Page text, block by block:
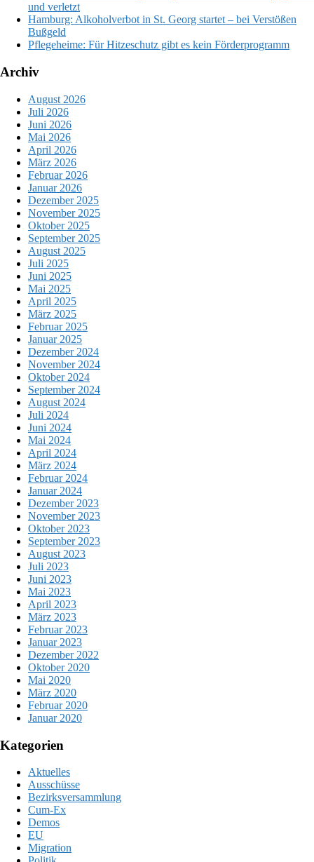
und verletzt
Hamburg: Alkoholverbot in St. Georg startet – bei Verstößen
Bußgeld
Pflegeheime: Für Hitzeschutz gibt es kein Förderprogramm
Archiv
August 2026
Juli 2026
Juni 2026
Mai 2026
April 2026
März 2026
Februar 2026
Januar 2026
Dezember 2025
November 2025
Oktober 2025
September 2025
August 2025
Juli 2025
Juni 2025
Mai 2025
April 2025
März 2025
Februar 2025
Januar 2025
Dezember 2024
November 2024
Oktober 2024
September 2024
August 2024
Juli 2024
Juni 2024
Mai 2024
April 2024
März 2024
Februar 2024
Januar 2024
Dezember 2023
November 2023
Oktober 2023
September 2023
August 2023
Juli 2023
Juni 2023
Mai 2023
April 2023
März 2023
Februar 2023
Januar 2023
Dezember 2022
Oktober 2020
Mai 2020
März 2020
Februar 2020
Januar 2020
Kategorien
Aktuelles
Ausschüsse
Bezirksversammlung
Cum-Ex
Demos
EU
Migration